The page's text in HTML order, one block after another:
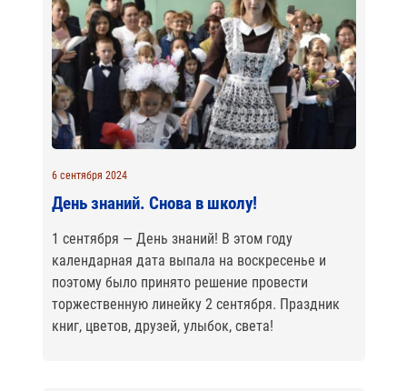
6 сентября 2024
День знаний. Снова в школу!
1 сентября — День знаний! В этом году
календарная дата выпала на воскресенье и
поэтому было принято решение провести
торжественную линейку 2 сентября. Праздник
книг, цветов, друзей, улыбок, света!